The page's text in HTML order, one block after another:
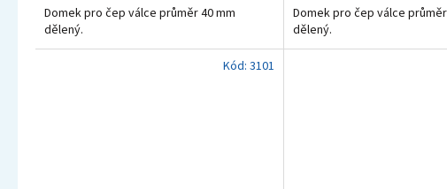
Domek pro čep válce průměr 40 mm
dělený.
Domek pro čep válce
dělený.
Kód: 3101